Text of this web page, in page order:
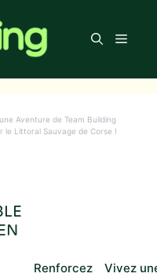
Menu
Aventure de Team Building
le Littoral Sauvage de Corse !
Renforcez
Vivez